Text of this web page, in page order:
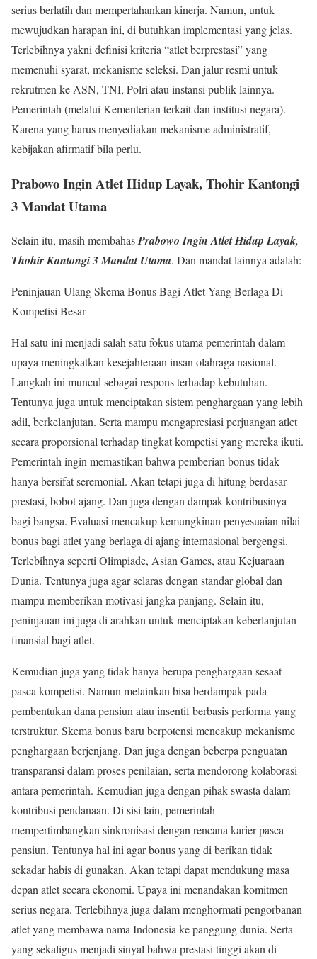
serius berlatih dan mempertahankan kinerja. Namun, untuk
mewujudkan harapan ini, di butuhkan implementasi yang jelas.
Terlebihnya yakni definisi kriteria “atlet berprestasi” yang
memenuhi syarat, mekanisme seleksi. Dan jalur resmi untuk
rekrutmen ke ASN, TNI, Polri atau instansi publik lainnya.
Pemerintah (melalui Kementerian terkait dan institusi negara).
Karena yang harus menyediakan mekanisme administratif,
kebijakan afirmatif bila perlu.
Prabowo Ingin Atlet Hidup Layak, Thohir Kantongi
3 Mandat Utama
Selain itu, masih membahasPrabowo Ingin Atlet Hidup Layak,
Thohir Kantongi 3 Mandat Utama. Dan mandat lainnya adalah:
Peninjauan Ulang Skema Bonus Bagi Atlet Yang Berlaga Di
Kompetisi Besar
Hal satu ini menjadi salah satu fokus utama pemerintah dalam
upaya meningkatkan kesejahteraan insan olahraga nasional.
Langkah ini muncul sebagai respons terhadap kebutuhan.
Tentunya juga untuk menciptakan sistem penghargaan yang lebih
adil, berkelanjutan. Serta mampu mengapresiasi perjuangan atlet
secara proporsional terhadap tingkat kompetisi yang mereka ikuti.
Pemerintah ingin memastikan bahwa pemberian bonus tidak
hanya bersifat seremonial. Akan tetapi juga di hitung berdasar
prestasi, bobot ajang. Dan juga dengan dampak kontribusinya
bagi bangsa. Evaluasi mencakup kemungkinan penyesuaian nilai
bonus bagi atlet yang berlaga di ajang internasional bergengsi.
Terlebihnya seperti Olimpiade, Asian Games, atau Kejuaraan
Dunia. Tentunya juga agar selaras dengan standar global dan
mampu memberikan motivasi jangka panjang. Selain itu,
peninjauan ini juga di arahkan untuk menciptakan keberlanjutan
finansial bagi atlet.
Kemudian juga yang tidak hanya berupa penghargaan sesaat
pasca kompetisi. Namun melainkan bisa berdampak pada
pembentukan dana pensiun atau insentif berbasis performa yang
terstruktur. Skema bonus baru berpotensi mencakup mekanisme
penghargaan berjenjang. Dan juga dengan beberpa penguatan
transparansi dalam proses penilaian, serta mendorong kolaborasi
antara pemerintah. Kemudian juga dengan pihak swasta dalam
kontribusi pendanaan. Di sisi lain, pemerintah
mempertimbangkan sinkronisasi dengan rencana karier pasca
pensiun. Tentunya hal ini agar bonus yang di berikan tidak
sekadar habis di gunakan. Akan tetapi dapat mendukung masa
depan atlet secara ekonomi. Upaya ini menandakan komitmen
serius negara. Terlebihnya juga dalam menghormati pengorbanan
atlet yang membawa nama Indonesia ke panggung dunia. Serta
yang sekaligus menjadi sinyal bahwa prestasi tinggi akan di